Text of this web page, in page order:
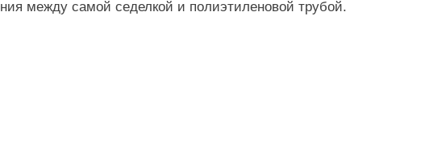
между самой седелкой и полиэтиленовой трубой.